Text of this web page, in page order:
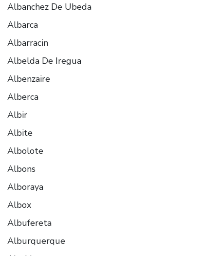
Albanchez De Ubeda
Albarca
Albarracin
Albelda De Iregua
Albenzaire
Alberca
Albir
Albite
Albolote
Albons
Alboraya
Albox
Albufereta
Alburquerque